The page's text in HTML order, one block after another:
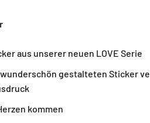
aus unserer neuen LOVE Serie
wunderschön gestalteten Sticker
kommen